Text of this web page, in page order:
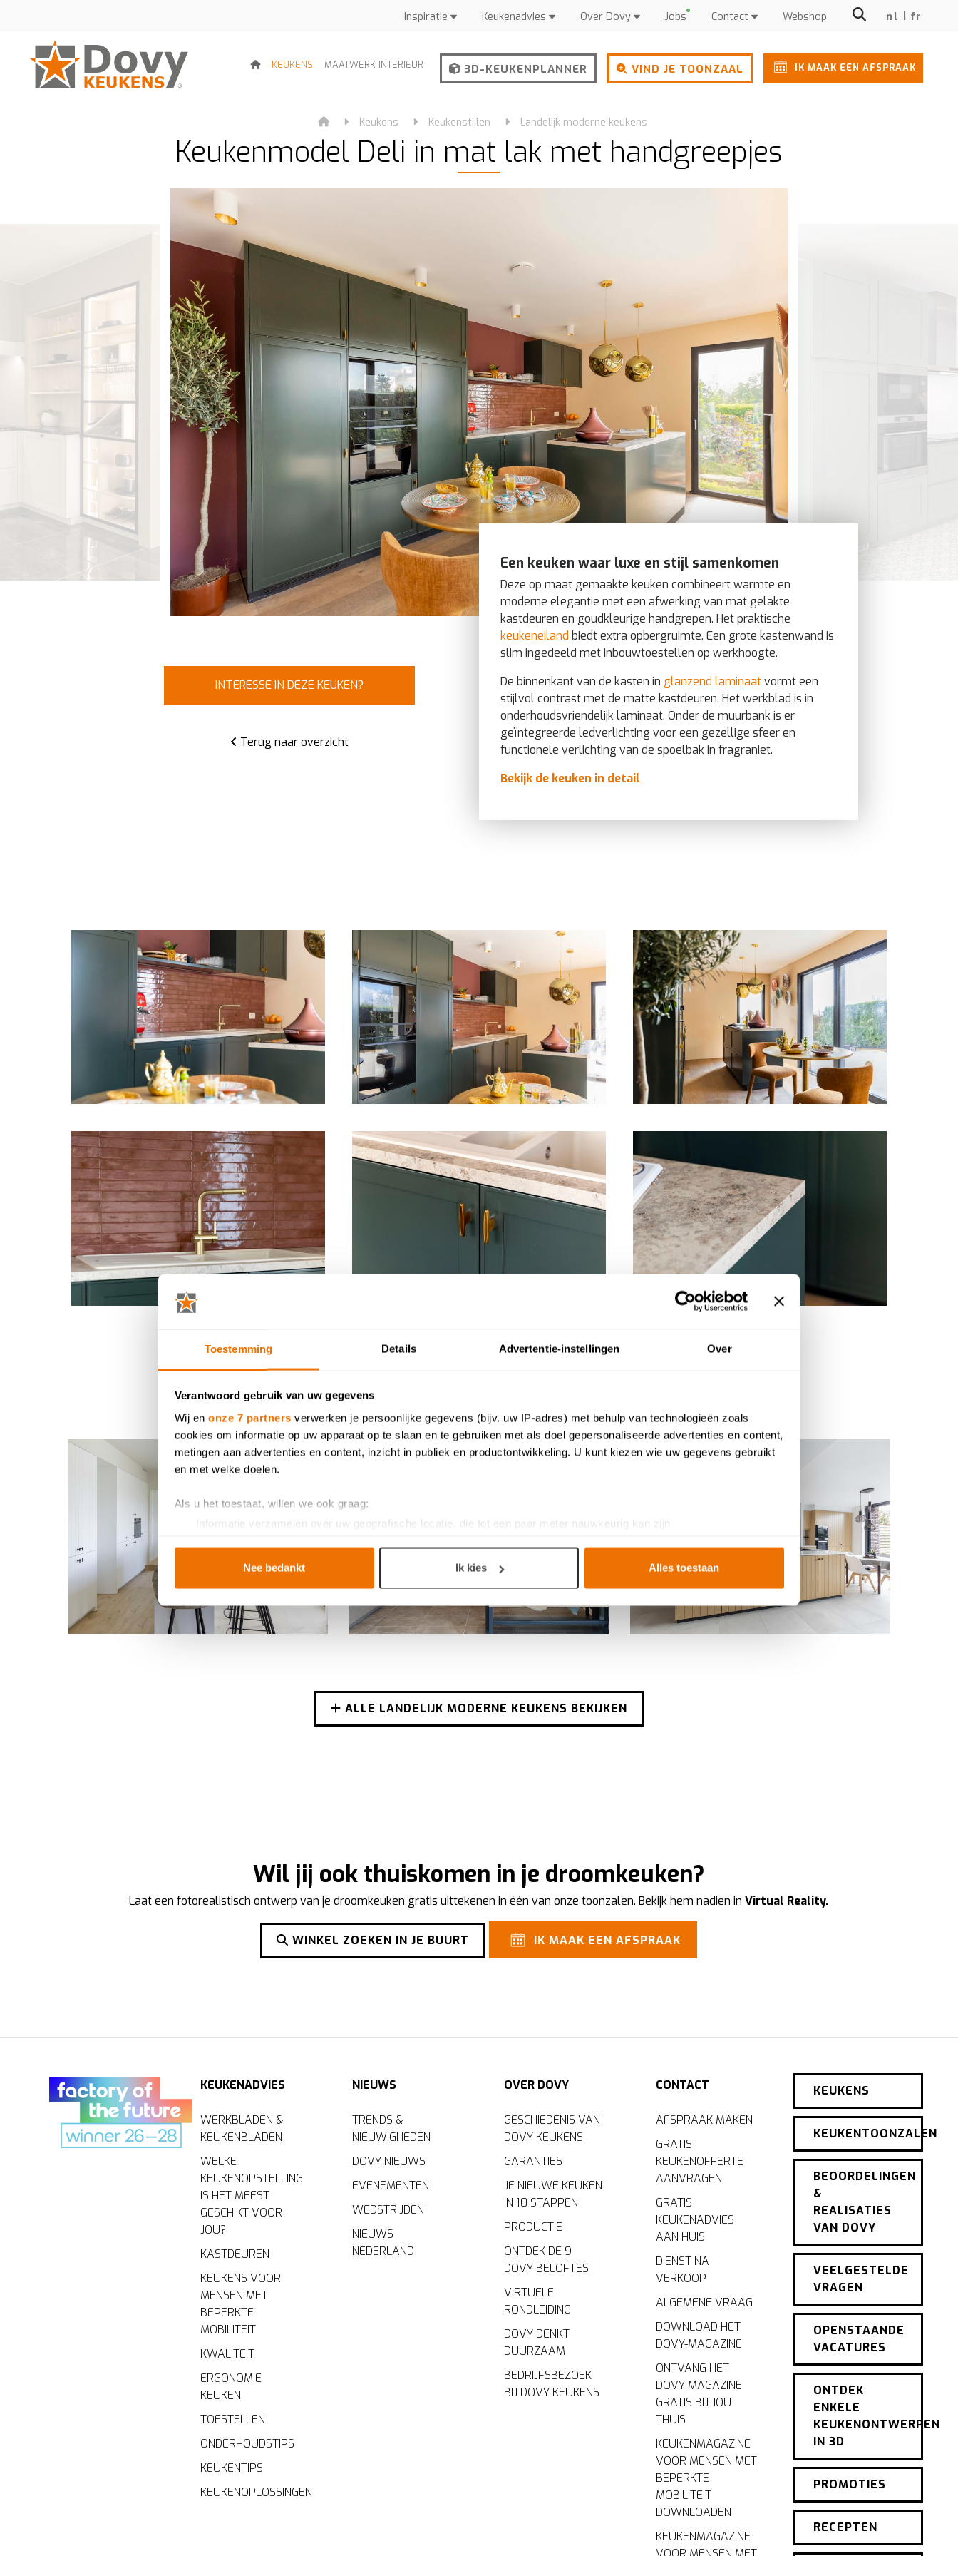
Toestemming Details Advertentie-instellingen Over
Verantwoord gebruik van uw gegevens
Wij en onze 7 partners verwerken je persoonlijke gegevens (bijv. uw IP-adres) met behulp van technologieën zoals
cookies om informatie op uw apparaat op te slaan en te gebruiken met als doel gepersonaliseerde advertenties en content,
metingen aan advertenties en content, inzicht in publiek en productontwikkeling. U kunt kiezen wie uw gegevens gebruikt
en met welke doelen.
Als u het toestaat, willen we ook graag:
Informatie verzamelen over uw geografische locatie, die tot een paar meter nauwkeurig kan zijn
toestemming op elk moment wijzigen of intrekken in de Cookieverklaring.
Breng uw cookies, net als een keukenproject, op smaak voor een ervaring op maat. Door de cookies te accepteren, geniet
u van een vloeiende ervaring. Ze zorgen voor een functionele website, bieden inzichten om teanalyseren
Nee bedankt Ik kies Alles toestaan
Inspiratie Keukenadvies Over Dovy Jobs Contact Webshop nl fr
KEUKENS MAATWERK INTERIEUR 3D-KEUKENPLANNER VIND JE TOONZAAL IK MAAK EEN AFSPRAAK
Keukens Keukenstijlen Landelijk moderne keukens
Keukenmodel Deli in mat lak met handgreepjes
INTERESSE IN DEZE KEUKEN?
Terug naar overzicht
Een keuken waar luxe en stijl samenkomen
Deze op maat gemaakte keuken combineert warmte en
moderne elegantie met een afwerking van mat gelakte
kastdeuren en goudkleurige handgrepen. Het praktische
keukeneiland biedt extra opbergruimte. Een grote kastenwand is
slim ingedeeld met inbouwtoestellen op werkhoogte.
De binnenkant van de kasten in glanzend laminaatvormt een
stijlvol contrast met de matte kastdeuren. Het werkblad is in
onderhoudsvriendelijk laminaat. Onder de muurbank is er
geïntegreerde ledverlichting voor een gezellige sfeer en
functionele verlichting van de spoelbak in fragraniet.
Bekijk de keuken in detail
Andere landelijk moderne keukens
ALLE LANDELIJK MODERNE KEUKENS BEKIJKEN
Wil jij ook thuiskomen in je droomkeuken?
Laat een fotorealistisch ontwerp van je droomkeuken gratis uittekenen in één van onze toonzalen. Bekijk hem nadien inVirtual Reality.
WINKEL ZOEKEN IN JE BUURT IK MAAK EEN AFSPRAAK
KEUKENADVIES
WERKBLADEN &
KEUKENBLADEN
WELKE
KEUKENOPSTELLING
IS HET MEEST
GESCHIKT VOOR
JOU?
KASTDEUREN
KEUKENS VOOR
MENSEN MET
BEPERKTE
MOBILITEIT
KWALITEIT
ERGONOMIE
KEUKEN
TOESTELLEN
ONDERHOUDSTIPS
KEUKENTIPS
KEUKENOPLOSSINGEN
NIEUWS
TRENDS &
NIEUWIGHEDEN
DOVY-NIEUWS
EVENEMENTEN
WEDSTRIJDEN
NIEUWS
NEDERLAND
OVER DOVY
GESCHIEDENIS VAN
DOVY KEUKENS
GARANTIES
JE NIEUWE KEUKEN
IN 10 STAPPEN
PRODUCTIE
ONTDEK DE 9
DOVY-BELOFTES
VIRTUELE
RONDLEIDING
DOVY DENKT
DUURZAAM
BEDRIJFSBEZOEK
BIJ DOVY KEUKENS
CONTACT
AFSPRAAK MAKEN
GRATIS
KEUKENOFFERTE
AANVRAGEN
GRATIS
KEUKENADVIES
AAN HUIS
DIENST NA
VERKOOP
ALGEMENE VRAAG
DOWNLOAD HET
DOVY-MAGAZINE
ONTVANG HET
DOVY-MAGAZINE
GRATIS BIJ JOU
THUIS
KEUKENMAGAZINE
VOOR MENSEN MET
BEPERKTE
MOBILITEIT
DOWNLOADEN
KEUKENMAGAZINE
KEUKENS
KEUKENTOONZALEN
BEOORDELINGEN
&
REALISATIES
VAN DOVY
VEELGESTELDE
VRAGEN
OPENSTAANDE
VACATURES
ONTDEK
ENKELE
KEUKENONTWERPEN
IN 3D
PROMOTIES
RECEPTEN